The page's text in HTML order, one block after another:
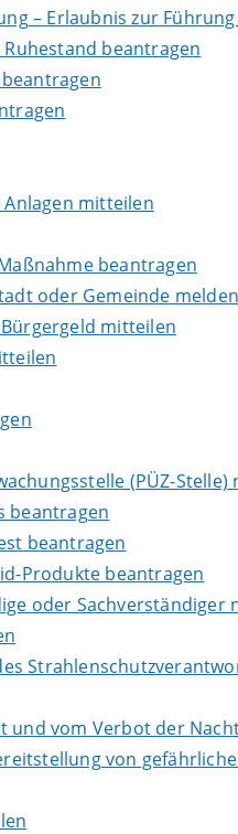
– Erlaubnis zur
beantragen
mitteilen
beantragen
oder Gemeinde melden
mitteilen
(PÜZ-
beantragen
beantragen
Produkte beantragen
oder Sachverständiger
vom Verbot der
von